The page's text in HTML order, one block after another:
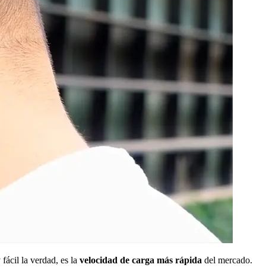
la verdad, es la velocidad de carga más rápida del mercado.